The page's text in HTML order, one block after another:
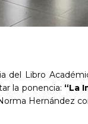
del Libro
la ponencia: “La
Hernández